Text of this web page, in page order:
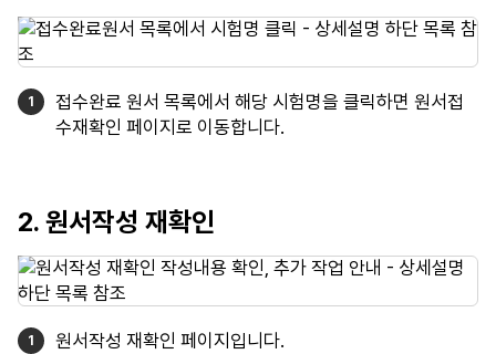
접수완료 원서 목록에서 해당 시험명을 클릭하면 원서접
수재확인 페이지로 이동합니다.
2. 원서작성 재확인
원서작성 재확인 페이지입니다.